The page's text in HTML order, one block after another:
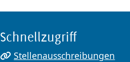
Schnellzugriff
Stellenausschreibungen